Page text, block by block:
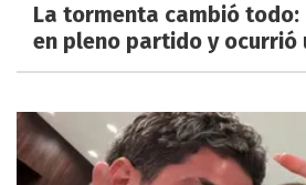
La tormenta cambió todo:
en pleno partido y ocurrió